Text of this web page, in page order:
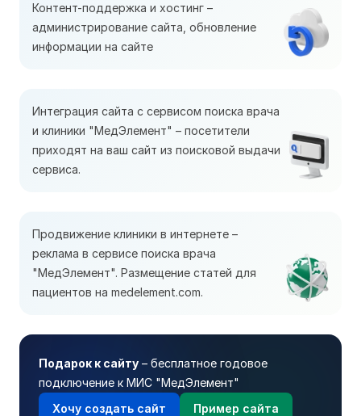
Контент-поддержка и хостинг –
администрирование сайта, обновление
информации на сайте
Интеграция сайта с сервисом поиска врача
и клиники "МедЭлемент" – посетители
приходят на ваш сайт из поисковой выдачи
сервиса.
Продвижение клиники в интернете –
реклама в сервисе поиска врача
"МедЭлемент". Размещение статей для
пациентов на medelement.com.
Подарок к сайту – бесплатное годовое
подключение к МИС "МедЭлемент"
Хочу создать сайт
Пример сайта